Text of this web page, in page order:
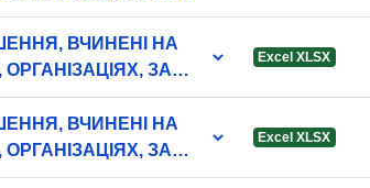
ЗА БЕРЕЗЕНЬ
ВЧИНЕНІ НА
ЗА
ЗА БЕРЕЗЕНЬ
Excel XLSX
ВЧИНЕНІ НА
ЗА
ЗА БЕРЕЗЕНЬ
Excel XLSX